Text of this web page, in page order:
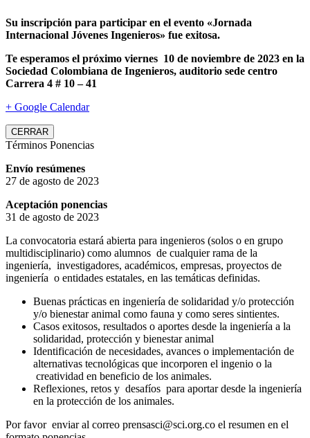
Su inscripción para participar en el evento «Jornada
Internacional Jóvenes Ingenieros» fue exitosa.
Te esperamos el próximo viernes 10 de noviembre de 2023 en la
Sociedad Colombiana de Ingenieros, auditorio sede centro
Carrera 4 # 10 – 41
+ Google Calendar
CERRAR
Términos Ponencias
Envío resúmenes
27 de agosto de 2023
Aceptación ponencias
31 de agosto de 2023
La convocatoria estará abierta para ingenieros (solos o en grupo
multidisciplinario) como alumnos de cualquier rama de la
ingeniería, investigadores, académicos, empresas, proyectos de
ingeniería o entidades estatales, en las temáticas definidas.
Buenas prácticas en ingeniería de solidaridad y/o protección
y/o bienestar animal como fauna y como seres sintientes.
Casos exitosos, resultados o aportes desde la ingeniería a la
solidaridad, protección y bienestar animal
Identificación de necesidades, avances o implementación de
alternativas tecnológicas que incorporen el ingenio o la
creatividad en beneficio de los animales.
Reflexiones, retos y desafíos para aportar desde la ingeniería
en la protección de los animales.
Por favor enviar al correo prensasci@sci.org.co el resumen en el